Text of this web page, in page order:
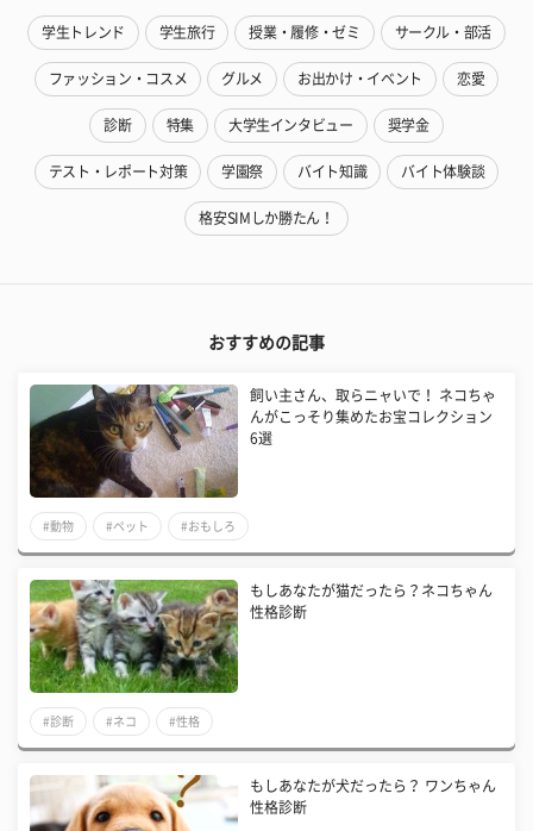
学生トレンド 学生旅行 授業・履修・ゼミ サークル・部活
ファッション・コスメ グルメ お出かけ・イベント 恋愛
診断 特集 大学生インタビュー 奨学金
テスト・レポート対策 学園祭 バイト知識 バイト体験談
格安SIMしか勝たん！
おすすめの記事
飼い主さん、取らニャいで！ ネコちゃ
んがこっそり集めたお宝コレクション
6選
#動物 #ペット #おもしろ
もしあなたが猫だったら？ネコちゃん
性格診断
#診断 #ネコ #性格
もしあなたが犬だったら？ ワンちゃん
性格診断